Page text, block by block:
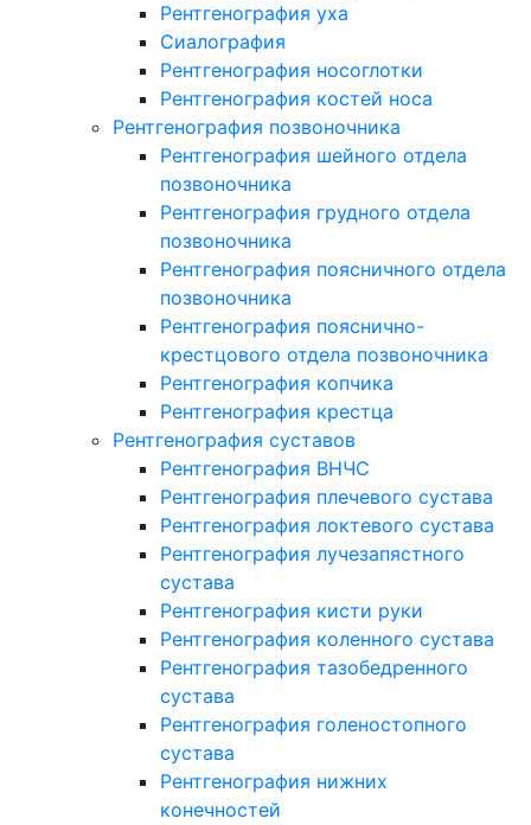
Рентгенография уха
Сиалография
Рентгенография носоглотки
Рентгенография костей носа
Рентгенография позвоночника
Рентгенография шейного отдела
позвоночника
Рентгенография грудного отдела
позвоночника
Рентгенография поясничного отдела
позвоночника
Рентгенография пояснично-
крестцового отдела позвоночника
Рентгенография копчика
Рентгенография крестца
Рентгенография суставов
Рентгенография ВНЧС
Рентгенография плечевого сустава
Рентгенография локтевого сустава
Рентгенография лучезапястного
сустава
Рентгенография кисти руки
Рентгенография коленного сустава
Рентгенография тазобедренного
сустава
Рентгенография голеностопного
сустава
Рентгенография нижних
конечностей